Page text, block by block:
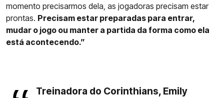
momento precisarmos dela, as jogadoras precisam estar
prontas. Precisam estar preparadas para entrar,
mudar o jogo ou manter a partida da forma como ela
está acontecendo.”
Treinadora do Corinthians, Emily